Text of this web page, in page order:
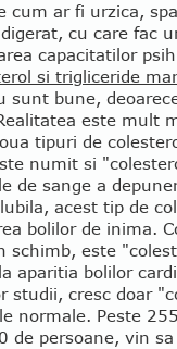
cum ar fi urzica,
cu care fac
capacitatilor
si trigliceride
sunt bune,
este mult
tipuri de
numit si
de sange a
acest tip de
bolilor de inima.
schimb, este
aparitia bolilor
studii, cresc doar
normale. Peste
de persoane, vin